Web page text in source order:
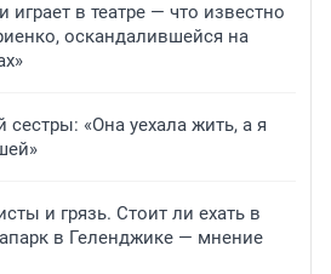
играет в театре — что известно
оскандалившейся на
«Она уехала жить, а я
и грязь. Стоит ли ехать в
в Геленджике — мнение